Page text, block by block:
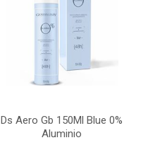
Ds Aero Gb 150Ml Blue 0%
Aluminio